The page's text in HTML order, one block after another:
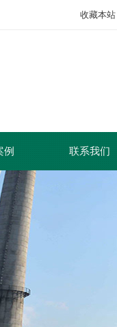
收藏本站
例 联系我们